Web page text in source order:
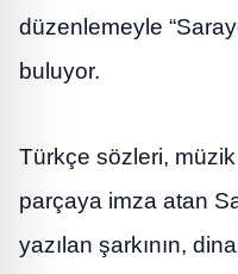
düzenlemeyle
buluyor.
Türkçe sözleri, müzik
parçaya imza atan
yazılan şarkının,